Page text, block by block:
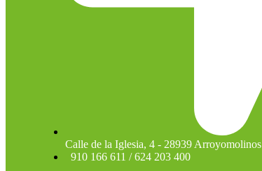
Calle de la Iglesia, 4 - 28939 Arroyomolinos
910 166 611 / 624 203 400